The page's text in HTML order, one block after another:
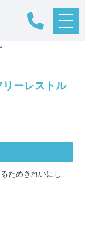
メ
ニ
ン
>
ーレストル
ためきれいにし